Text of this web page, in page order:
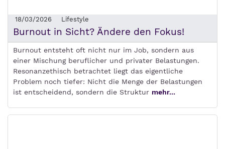
18/03/2026 Lifestyle
Burnout in Sicht? Ändere den Fokus!
Burnout entsteht oft nicht nur im Job, sondern aus
einer Mischung beruflicher und privater Belastungen.
Resonanzethisch betrachtet liegt das eigentliche
Problem noch tiefer: Nicht die Menge der Belastungen
ist entscheidend, sondern die Struktur mehr...